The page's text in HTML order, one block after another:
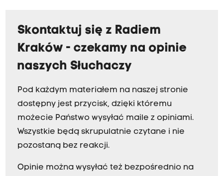
Skontaktuj się z Radiem
Kraków - czekamy na opinie
naszych Słuchaczy
Pod każdym materiałem na naszej stronie
dostępny jest przycisk, dzięki któremu
możecie Państwo wysyłać maile z opiniami.
Wszystkie będą skrupulatnie czytane i nie
pozostaną bez reakcji.
Opinie można wysyłać też bezpośrednio na